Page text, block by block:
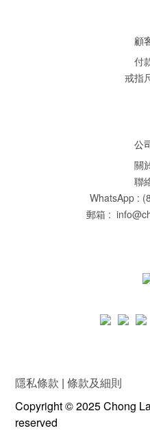
顧
付
戒指
公
關
聯
WhatsApp :
郵箱 :
隱私條款 | 條款及細則
Copyright © 2025 Chong
reserved